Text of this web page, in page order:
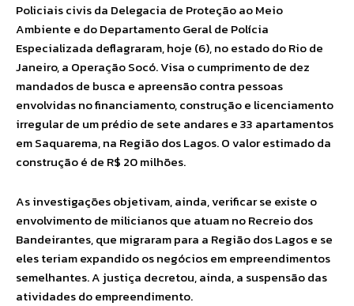
Policiais civis da Delegacia de Proteção ao Meio
Ambiente e do Departamento Geral de Polícia
Especializada deflagraram, hoje (6), no estado do Rio de
Janeiro, a Operação Socó. Visa o cumprimento de dez
mandados de busca e apreensão contra pessoas
envolvidas no financiamento, construção e licenciamento
irregular de um prédio de sete andares e 33 apartamentos
em Saquarema, na Região dos Lagos. O valor estimado da
construção é de R$ 20 milhões.
As investigações objetivam, ainda, verificar se existe o
envolvimento de milicianos que atuam no Recreio dos
Bandeirantes, que migraram para a Região dos Lagos e se
eles teriam expandido os negócios em empreendimentos
semelhantes. A justiça decretou, ainda, a suspensão das
atividades do empreendimento.